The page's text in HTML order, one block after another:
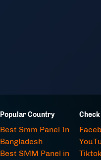
Popular Country
Best Smm Panel In
Bangladesh
Best SMM Panel in